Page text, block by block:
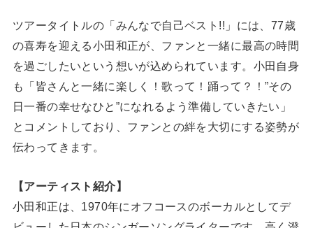
ツアータイトルの「みんなで自己ベスト!!」には、77歳
の喜寿を迎える小田和正が、ファンと一緒に最高の時間
を過ごしたいという想いが込められています。小田自身
も「皆さんと一緒に楽しく！歌って！踊って？！”その
日一番の幸せなひと”になれるよう準備していきたい」
とコメントしており、ファンとの絆を大切にする姿勢が
伝わってきます。
【アーティスト紹介】
小田和正は、1970年にオフコースのボーカルとしてデ